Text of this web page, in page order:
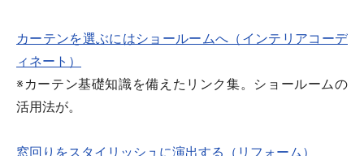
カーテンを選ぶにはショールームへ（インテリアコーデ
ィネート）
※カーテン基礎知識を備えたリンク集。ショールームの
活用法が。
窓回りをスタイリッシュに演出する（リフォーム）